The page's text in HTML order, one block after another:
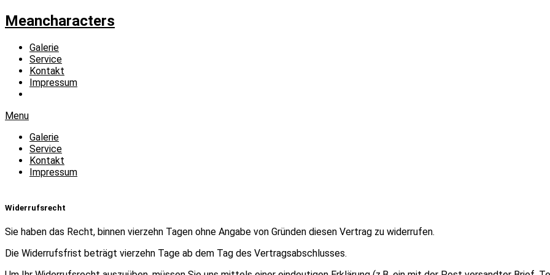
Meancharacters
Galerie
Service
Kontakt
Impressum
Menu
Galerie
Service
Kontakt
Impressum
Widerrufsrecht
Sie haben das Recht, binnen vierzehn Tagen ohne Angabe von Gründen diesen Vertrag zu widerrufen.
Die Widerrufsfrist beträgt vierzehn Tage ab dem Tag des Vertragsabschlusses.